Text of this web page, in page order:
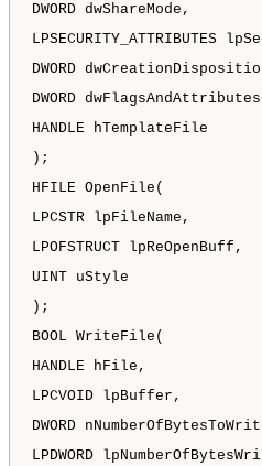
DWORD dwShareMode,
LPSECURITY_ATTRIBUTES
DWORD
DWORD
HANDLE hTemplateFile
);
HFILE OpenFile(
LPCSTR lpFileName,
LPOFSTRUCT lpReOpenBuff,
UINT uStyle
);
BOOL WriteFile(
HANDLE hFile,
LPCVOID lpBuffer,
DWORD
LPDWORD